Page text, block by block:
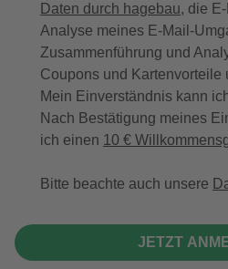
Daten durch hagebau, die
Analyse meines E-Mail-
Zusammenführung und
Coupons und Kartenvorteile
Mein Einverständnis kann
Nach Bestätigung meines
ich einen 10 €
Bitte beachte auch unsere
JETZT